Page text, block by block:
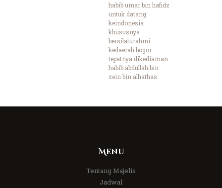
habib umar bin hafidz
untuk datang
keindonesia
khususnya
bersilaturahmi
kedaerah bogor
tepatnya dikediaman
habib abdullah bin
zein bin alhathas.
Menu
Tentang Majelis
Jadwal